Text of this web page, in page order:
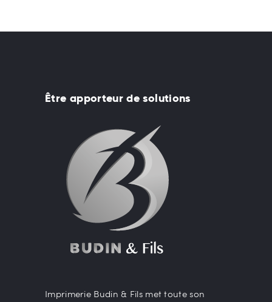
Être apporteur de solutions
Imprimerie Budin & Fils met toute son